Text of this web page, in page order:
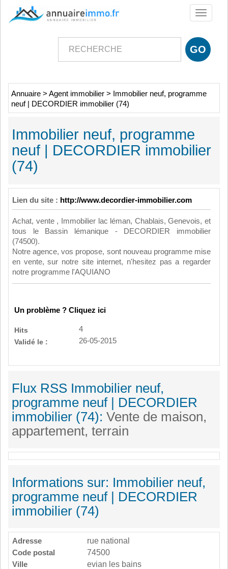
Toggle
Annuaire > Agent immobilier >
Immobilier neuf, programme
neuf | DECORDIER immobilier (74)
Immobilier neuf, programme
neuf | DECORDIER immobilier
(74)
Lien du site : http://www.decordier-immobilier.com
Achat, vente , Immobilier lac léman, Chablais, Genevois, et
tous le Bassin lémanique - DECORDIER immobilier
(74500).
Notre agence, vos propose, sont nouveau programme mise
en vente, sur notre site internet, n'hesitez pas a regarder
notre programme l'AQUIANO
Un problème ? Cliquez ici
Hits
4
Validé le :
26-05-2015
Flux RSS Immobilier neuf,
programme neuf | DECORDIER
immobilier (74): Vente de maison,
appartement, terrain
Informations sur: Immobilier neuf,
programme neuf | DECORDIER
immobilier (74)
Adresse
rue national
Code postal
74500
Ville
evian les bains